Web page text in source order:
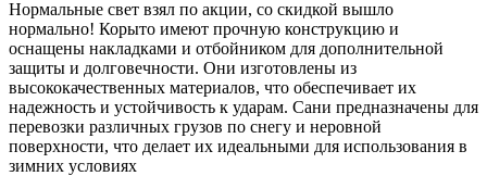
Нормальные свет взял по акции, со скидкой вышло
нормально! Корыто имеют прочную конструкцию и
оснащены накладками и отбойником для дополнительной
защиты и долговечности. Они изготовлены из
высококачественных материалов, что обеспечивает их
надежность и устойчивость к ударам. Сани предназначены для
перевозки различных грузов по снегу и неровной
поверхности, что делает их идеальными для использования в
зимних условиях